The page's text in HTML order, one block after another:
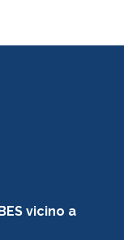
vicino a